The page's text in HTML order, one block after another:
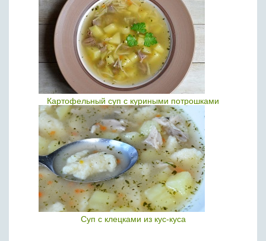
Картофельный суп с куриными потрошками
Суп с клецками из кус-куса